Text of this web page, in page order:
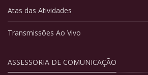
Atas das Atividades
Transmissões Ao Vivo
ASSESSORIA DE COMUNICAÇÃO